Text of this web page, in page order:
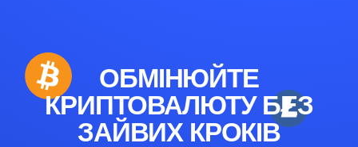
ОБМІНЮЙТЕ
КРИПТОВАЛЮТУ БЕЗ
ЗАЙВИХ КРОКІВ